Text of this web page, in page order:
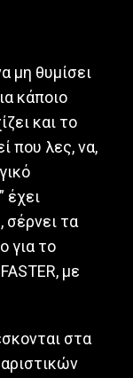
μη θυμίσει
κάποιο
και το
που λες, να,
έχει
σέρνει τα
για το
με
στα